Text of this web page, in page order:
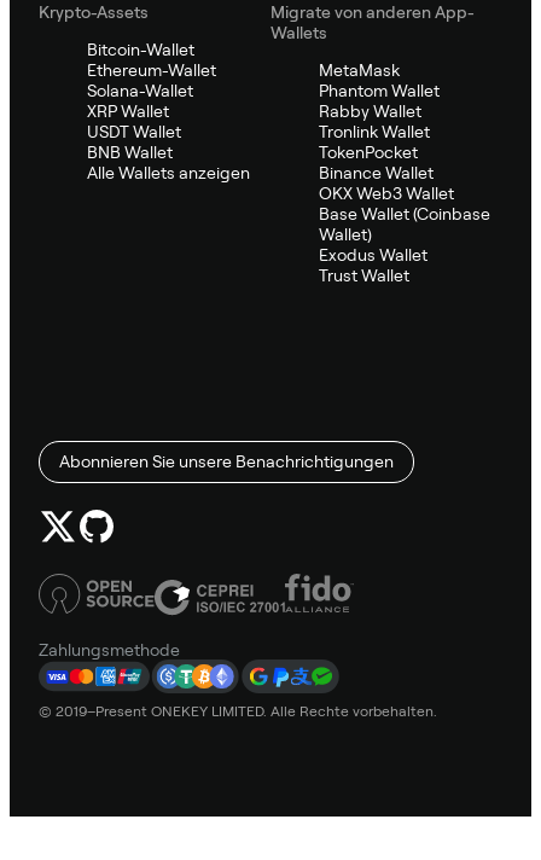
Krypto-Assets
Bitcoin-Wallet
Ethereum-Wallet
Solana-Wallet
XRP Wallet
USDT Wallet
BNB Wallet
Alle Wallets anzeigen
Migrate von anderen App-
Wallets
MetaMask
Phantom Wallet
Rabby Wallet
Tronlink Wallet
TokenPocket
Binance Wallet
OKX Web3 Wallet
Base Wallet (Coinbase
Wallet)
Exodus Wallet
Trust Wallet
Abonnieren Sie unsere Benachrichtigungen
Zahlungsmethode
© 2019–Present ONEKEY LIMITED. Alle Rechte vorbehalten.